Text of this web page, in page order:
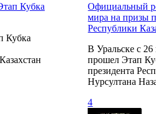
Кубка
Кубка
Официальный
мира на призы
Республики
В Уральске с 26
прошел Этап
президента
Нурсултана
4